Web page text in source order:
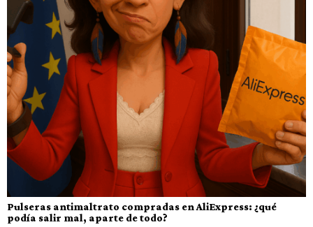
Pulseras antimaltrato compradas en AliExpress: ¿qué
podía salir mal, aparte de todo?